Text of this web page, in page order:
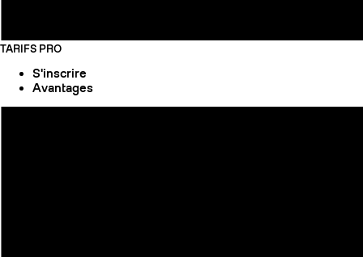
TARIFS PRO
S'inscrire
Avantages